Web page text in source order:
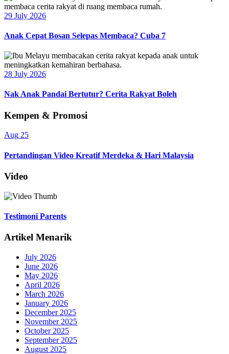
29 July 2026
Anak Cepat Bosan Selepas Membaca? Cuba 7
28 July 2026
Nak Anak Pandai Bertutur? Cerita Rakyat Boleh
Kempen & Promosi
Aug 25
Pertandingan Video Kreatif Merdeka & Hari Malaysia
Video
Testimoni Parents
Artikel Menarik
July 2026
June 2026
May 2026
April 2026
March 2026
January 2026
December 2025
November 2025
October 2025
September 2025
August 2025